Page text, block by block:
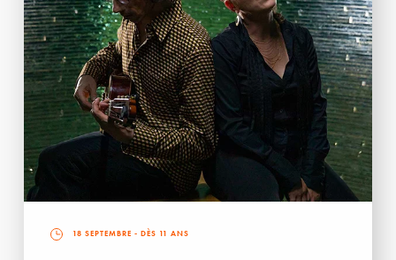
18 SEPTEMBRE - DÈS 11 ANS